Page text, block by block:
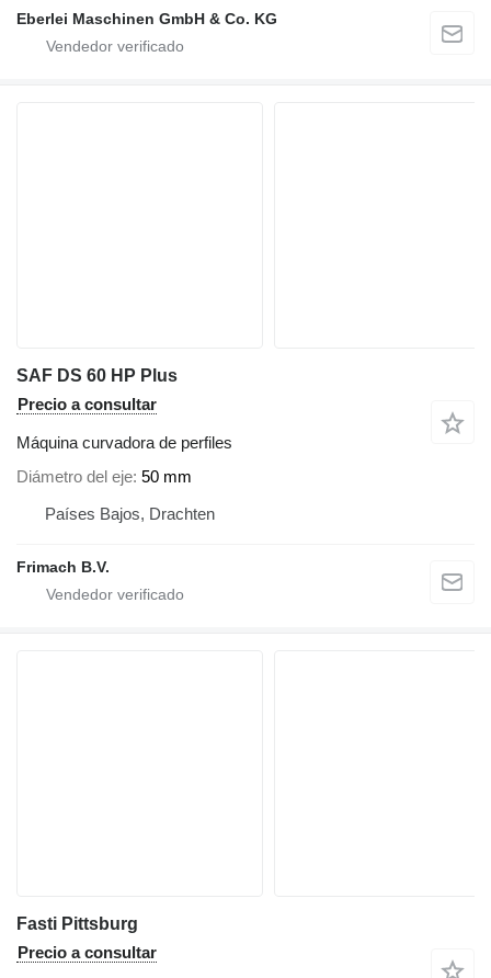
Eberlei Maschinen GmbH & Co. KG
SAF DS 60 HP Plus
Precio a consultar
Máquina curvadora de perfiles
Diámetro del eje 50 mm
Países Bajos, Drachten
Frimach B.V.
Fasti Pittsburg
Precio a consultar